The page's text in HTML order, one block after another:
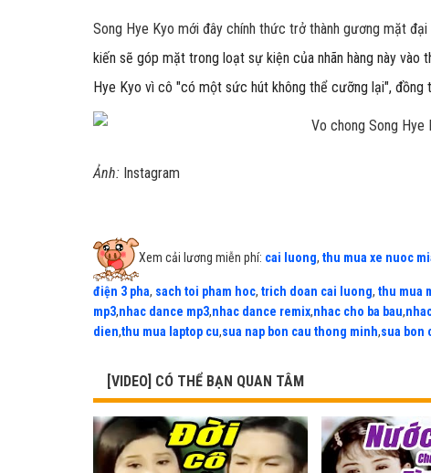
Song Hye Kyo mới đây chính thức trở thành gương mặt
kiến sẽ góp mặt trong loạt sự kiện của nhãn hàng này vào
Hye Kyo vì cô "có một sức hút không thể cưỡng lại", đồng
Ảnh: Instagram
Xem cải lương miễn phí: cai luong, thu mua xe nuoc
điện 3 pha, sach toi pham hoc, trich doan cai luong, thu mua
mp3,nhac dance mp3,nhac dance remix,nhac cho ba bau,
dien,thu mua laptop cu,sua nap bon cau thong minh,sua bon
[VIDEO] CÓ THỂ BẠN QUAN TÂM